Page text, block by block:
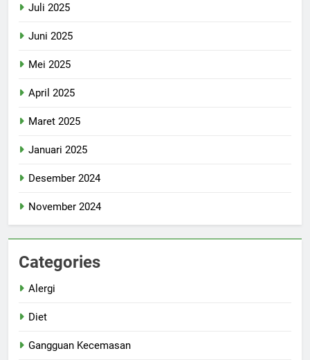
Juli 2025
Juni 2025
Mei 2025
April 2025
Maret 2025
Januari 2025
Desember 2024
November 2024
Categories
Alergi
Diet
Gangguan Kecemasan